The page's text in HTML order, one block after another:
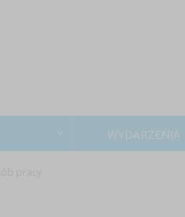
WYDARZENIA